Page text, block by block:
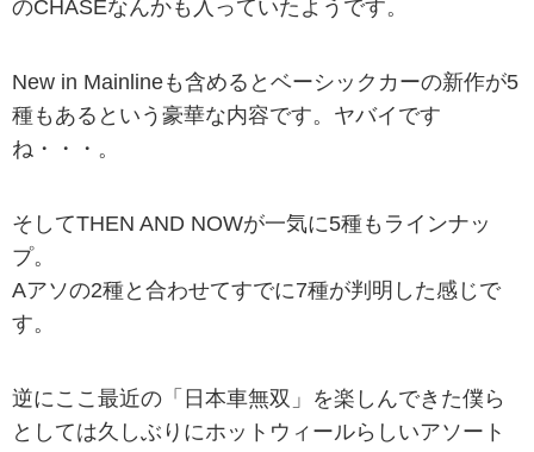
のCHASEなんかも入っていたようです。
New in Mainlineも含めるとベーシックカーの新作が5
種もあるという豪華な内容です。ヤバイです
ね・・・。
そしてTHEN AND NOWが一気に5種もラインナッ
プ。
Aアソの2種と合わせてすでに7種が判明した感じで
す。
逆にここ最近の「日本車無双」を楽しんできた僕ら
としては久しぶりにホットウィールらしいアソート